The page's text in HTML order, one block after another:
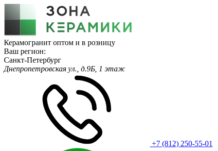
Керамогранит оптом и в розницу
Ваш регион:
Санкт-Петербург
Днепропетровская ул., д.9Б, 1 этаж
+7 (812) 250-55-01